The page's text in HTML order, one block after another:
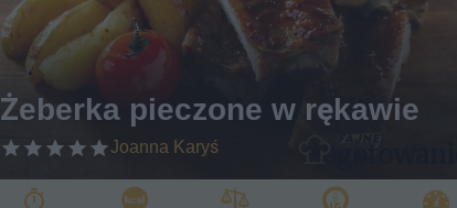
Żeberka pieczone w rękawie
Joanna Karyś